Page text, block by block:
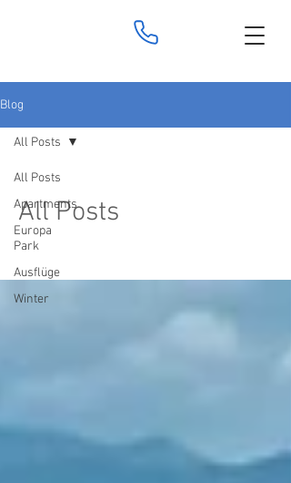
Blog
All Posts
Apartments
Europa
Park
Ausflüge
Winter
All Posts
All Posts